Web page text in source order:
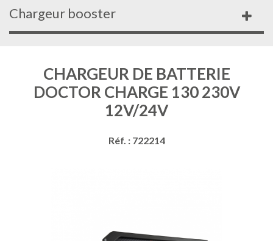
Chargeur booster
CHARGEUR DE BATTERIE
DOCTOR CHARGE 130 230V
12V/24V
Réf. : 722214